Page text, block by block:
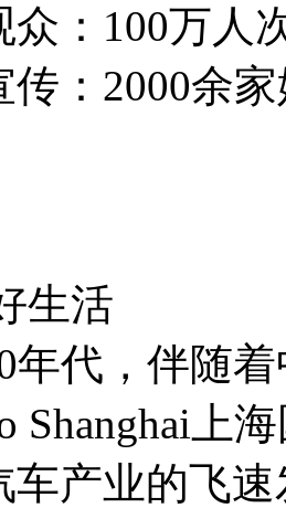
众：100万人
传：2000余
生活
年代，伴随
Shanghai上
车产业的飞